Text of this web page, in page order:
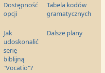
Dostępność
opcji
Tabela kodów
gramatycznych
Jak
udoskonalić
serię
biblijną
"Vocatio"?
Dalsze plany